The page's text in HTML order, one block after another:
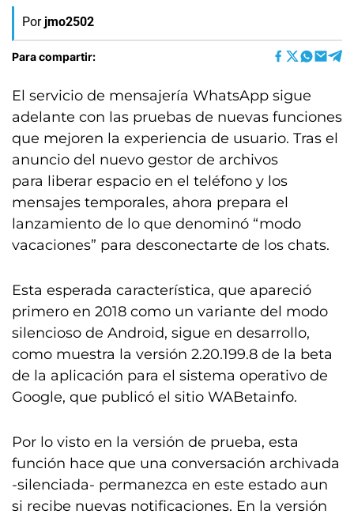
Por jmo2502
Para compartir:
El servicio de mensajería WhatsApp sigue
adelante con las pruebas de nuevas funciones
que mejoren la experiencia de usuario. Tras el
anuncio del nuevo gestor de archivos
para liberar espacio en el teléfono y los
mensajes temporales, ahora prepara el
lanzamiento de lo que denominó “modo
vacaciones” para desconectarte de los chats.
Esta esperada característica, que apareció
primero en 2018 como un variante del modo
silencioso de Android, sigue en desarrollo,
como muestra la versión 2.20.199.8 de la beta
de la aplicación para el sistema operativo de
Google, que publicó el sitio WABetainfo.
Por lo visto en la versión de prueba, esta
función hace que una conversación archivada
-silenciada- permanezca en este estado aun
si recibe nuevas notificaciones. En la versión